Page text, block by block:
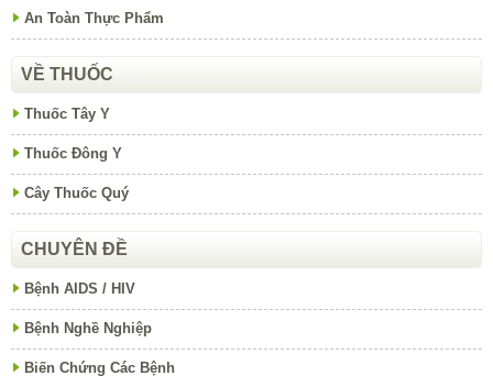
An Toàn Thực Phẩm
VỀ THUỐC
Thuốc Tây Y
Thuốc Đông Y
Cây Thuốc Quý
CHUYÊN ĐỀ
Bệnh AIDS / HIV
Bệnh Nghề Nghiệp
Biến Chứng Các Bệnh